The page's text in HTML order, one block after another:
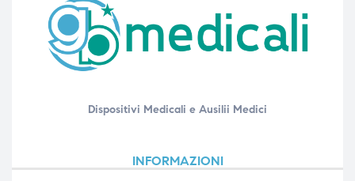
Dispositivi Medicali e Ausilii Medici
INFORMAZIONI